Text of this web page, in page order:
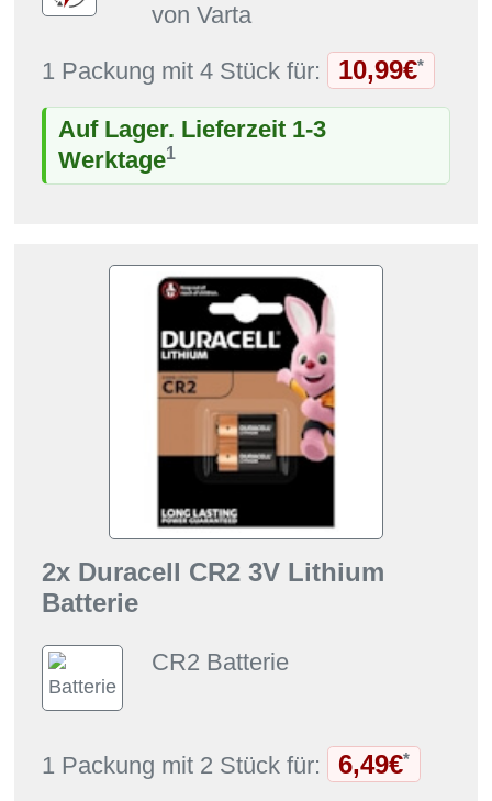
von Varta
1 Packung mit 4 Stück für: 10,99€*
Auf Lager. Lieferzeit 1-3
Werktage1
2x Duracell CR2 3V Lithium
Batterie
CR2 Batterie
1 Packung mit 2 Stück für: 6,49€*